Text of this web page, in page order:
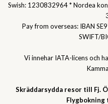
Swish: 1230832964 * Nordea
Pay from overseas: IBAN
SWIFT/
Vi innehar IATA-licens och
Skräddarsydda resor till Fj.
Flygbokning